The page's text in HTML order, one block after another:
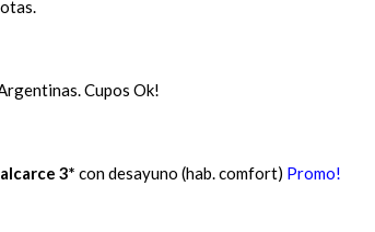
Cupos Ok!
3* con desayuno (hab. comfort) Promo!